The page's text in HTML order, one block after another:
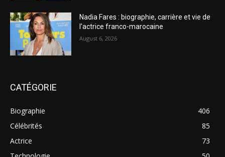
Nadia Fares : biographie, carrière et vie de
l’actrice franco-marocaine
August 6, 2026
CATÉGORIE
Biographie
406
Célébrités
85
Actrice
73